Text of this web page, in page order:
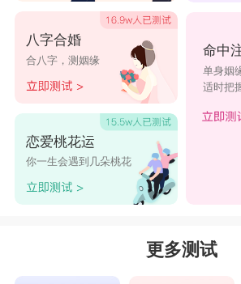
——子弹是一种金属制作的武器填
硬的外表与穿透力，攻击时候也
力与破坏力，更是世间发射速度
用子弹作为宠物狗狗的名字，最
独特的印象，彰显狗狗的强悍气势
【有财】
受到招财的寓意，也谐音“有才”
狗的名字最拉风，且“有财”二字
八字合婚
合八字，测姻缘
恋爱桃花运
你一生会遇到几朵桃花
命中
单身姻
适时把
更多测试